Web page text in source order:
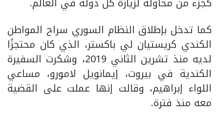
كما تدخل بإطلاق النظام السوري سراح المواطن
الكندي كريستيان لي باكستر، الذي كان محتجزًا
لديه منذ تشرين الثاني 2019، وشكرت السفيرة
الكندية في بيروت، إيمانويل لامورو، مساعي
اللواء إبراهيم، وقالت إنها عملت على القضية
معه منذ فترة.